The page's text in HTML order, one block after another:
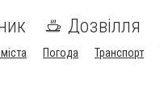
Дозвілля
Погода Транспорт